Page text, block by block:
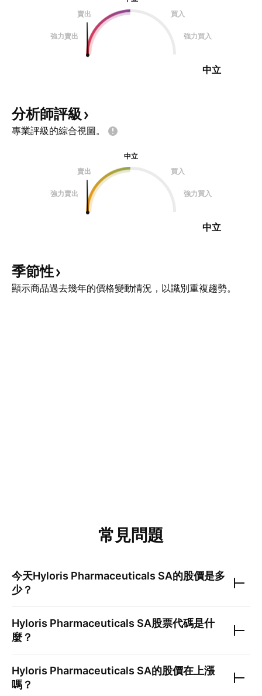
賣出
買入
強力賣出 強力買入
中立
分析師評級
專業評級的綜合視圖。
中立
賣出
買入
強力賣出 強力買入
中立
季節性
顯示商品過去幾年的價格變動情況，以識別重複趨勢。
常見問題
今天Hyloris Pharmaceuticals SA的股價是多
少？
Hyloris Pharmaceuticals SA股票代碼是什
麼？
Hyloris Pharmaceuticals SA的股價在上漲
嗎？